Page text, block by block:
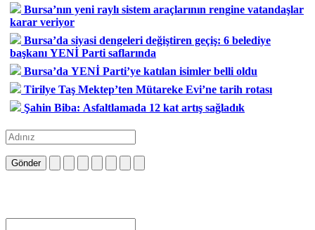
Bursa’nın yeni raylı sistem araçlarının rengine vatandaşlar
karar veriyor
Bursa’da siyasi dengeleri değiştiren geçiş: 6 belediye
başkanı YENİ Parti saflarında
Bursa’da YENİ Parti’ye katılan isimler belli oldu
Tirilye Taş Mektep’ten Mütareke Evi’ne tarih rotası
Şahin Biba: Asfaltlamada 12 kat artış sağladık
Gönder